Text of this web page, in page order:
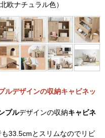
欧ナチュラル色）
ルデザインの収納キャビネッ
プルデザインの収納キャビネ
33.5cmとスリムなのでリビ